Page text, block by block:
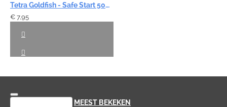
Tetra Goldfish - Safe Start 50ml
€ 7,95
MEEST BEKEKEN